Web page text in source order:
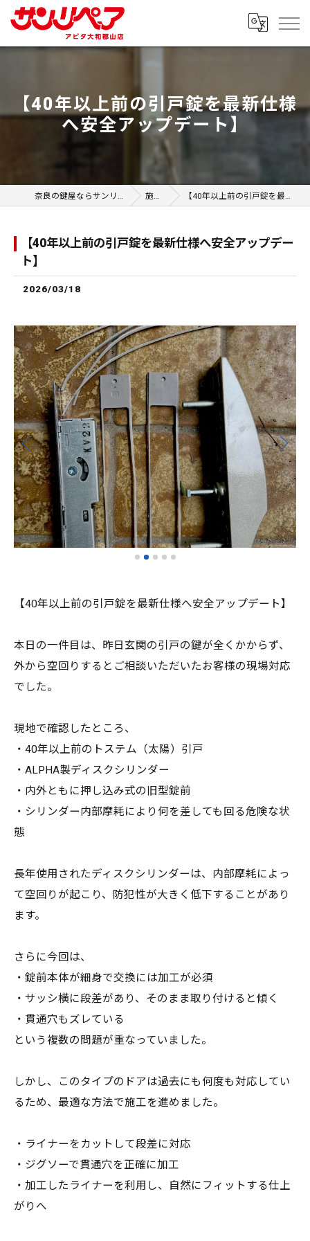
【40年以上前の引戸錠を最新仕様
へ安全アップデート】
奈良の鍵屋ならサンリペア アピタ大和郡山店 施工事例 【40年以上前の引戸錠を最新仕様へ安全アップデート】
【40年以上前の引戸錠を最新仕様へ安全アップデー
ト】
2026/03/18
【40年以上前の引戸錠を最新仕様へ安全アップデート】
本日の一件目は、昨日玄関の引戸の鍵が全くかからず、
外から空回りするとご相談いただいたお客様の現場対応
でした。
現地で確認したところ、
・40年以上前のトステム（太陽）引戸
・ALPHA製ディスクシリンダー
・内外ともに押し込み式の旧型錠前
・シリンダー内部摩耗により何を差しても回る危険な状
態
長年使用されたディスクシリンダーは、内部摩耗によっ
て空回りが起こり、防犯性が大きく低下することがあり
ます。
さらに今回は、
・錠前本体が細身で交換には加工が必須
・サッシ横に段差があり、そのまま取り付けると傾く
・貫通穴もズレている
という複数の問題が重なっていました。
しかし、このタイプのドアは過去にも何度も対応してい
るため、最適な方法で施工を進めました。
・ライナーをカットして段差に対応
・ジグソーで貫通穴を正確に加工
・加工したライナーを利用し、自然にフィットする仕上
がりへ